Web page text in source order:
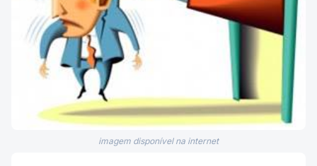
imagem disponível na internet